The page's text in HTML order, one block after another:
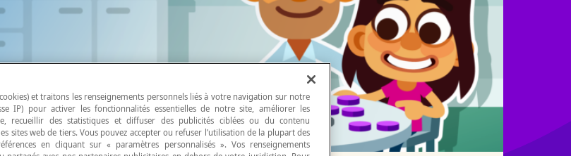
et traitons les renseignements personnels liés à votre navigation sur notre
IP) pour activer les fonctionnalités essentielles de notre site, améliorer les
recueillir des statistiques et diffuser des publicités ciblées ou du contenu
sites web de tiers. Vous pouvez accepter ou refuser l’utilisation de la plupart des
en cliquant sur « paramètres personnalisés ». Vos renseignements